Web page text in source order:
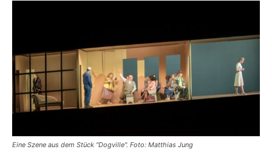
Eine Szene aus dem Stück "Dogville". Foto: Matthias Jung